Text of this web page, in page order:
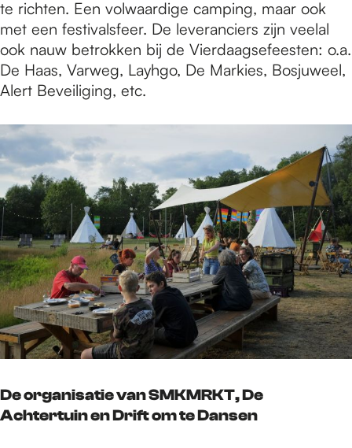
te richten. Een volwaardige camping, maar ook
met een festivalsfeer. De leveranciers zijn veelal
ook nauw betrokken bij de Vierdaagsefeesten: o.a.
De Haas, Varweg, Layhgo, De Markies, Bosjuweel,
Alert Beveiliging, etc.
De organisatie van SMKMRKT, De
Achtertuin en Drift om te Dansen